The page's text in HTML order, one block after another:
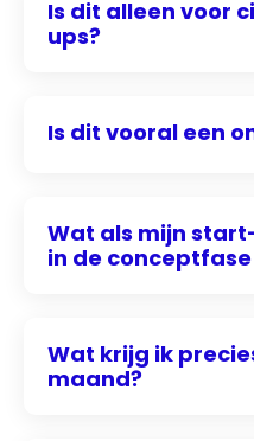
Is dit alleen voor
ups?
Is dit vooral een
Wat als mijn
in de
Wat krijg ik
maand?